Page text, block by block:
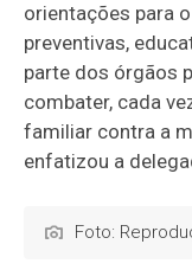
orientações para
preventivas,
parte dos órgãos
combater, cada
familiar contra a
enfatizou a
Foto: